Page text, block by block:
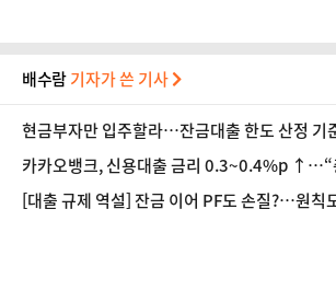
배수람기자가 쓴 기사
현금부자만 입주할라…잔금대출 한도 산정 기
카카오뱅크, 신용대출 금리 0.3~0.4%p ↑…“
[대출 규제 역설] 잔금 이어 PF도 손질?…원칙